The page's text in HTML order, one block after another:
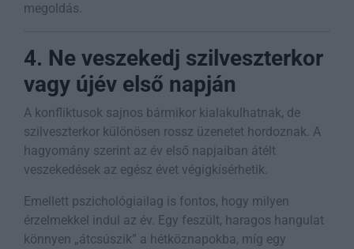
megoldás.
4. Ne veszekedj szilveszterkor
vagy újév első napján
A konfliktusok sajnos bármikor kialakulhatnak, de
szilveszterkor különösen rossz üzenetet hordoznak. A
hagyomány szerint az év első napjaiban átélt
veszekedések az egész évet végigkísérhetik.
Emellett pszichológiailag is fontos, hogy milyen
érzelmekkel indul az év. Egy feszült, haragos hangulat
könnyen „átcsúszik” a hétköznapokba, míg egy